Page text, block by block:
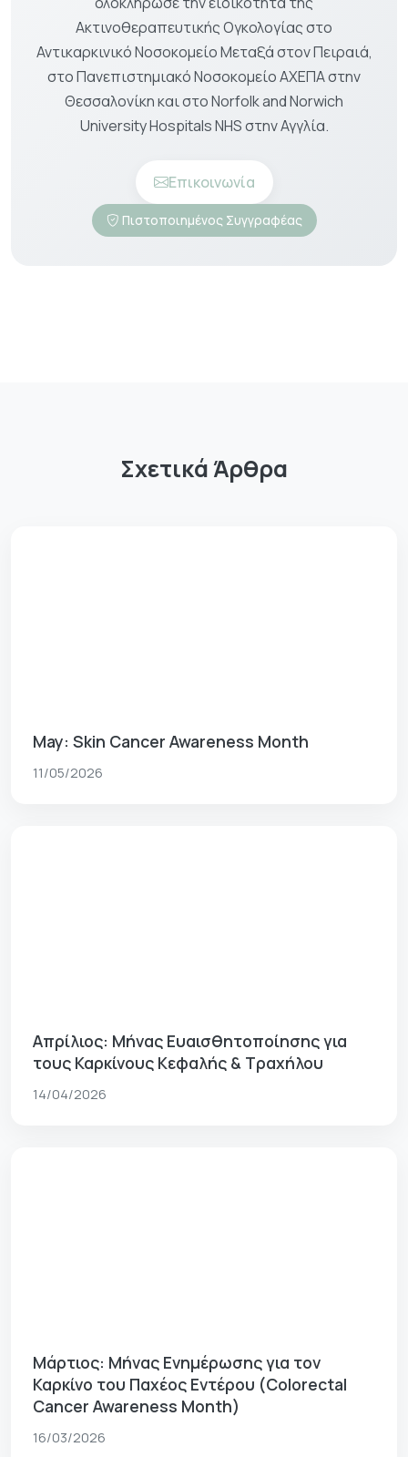
Ακτινοθεραπευτικής Ογκολογίας στο
Αντικαρκινικό Νοσοκομείο Μεταξά στον Πειραιά,
στο Πανεπιστημιακό Νοσοκομείο ΑΧΕΠΑ στην
Θεσσαλονίκη και στο Norfolk and Norwich
University Hospitals NHS στην Αγγλία.
Επικοινωνία
Πιστοποιημένος Συγγραφέας
Σχετικά Άρθρα
May: Skin Cancer Awareness Month
11/05/2026
Απρίλιος: Μήνας Ευαισθητοποίησης για
τους Καρκίνους Κεφαλής & Τραχήλου
14/04/2026
Μάρτιος: Μήνας Ενημέρωσης για τον
Καρκίνο του Παχέος Εντέρου (Colorectal
Cancer Awareness Month)
16/03/2026